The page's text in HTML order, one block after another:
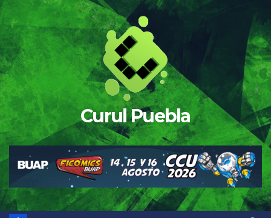
Saltar
al
contenido
Curul Puebla